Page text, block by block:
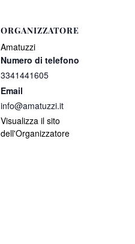
ORGANIZZATORE
Amatuzzi
Numero di telefono
3341441605
Email
info@amatuzzi.it
Visualizza il sito
dell'Organizzatore